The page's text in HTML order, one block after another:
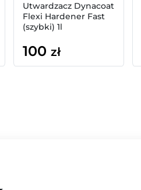
Utwardzacz Dynacoat
Flexi Hardener Fast
(szybki) 1l
100 zł